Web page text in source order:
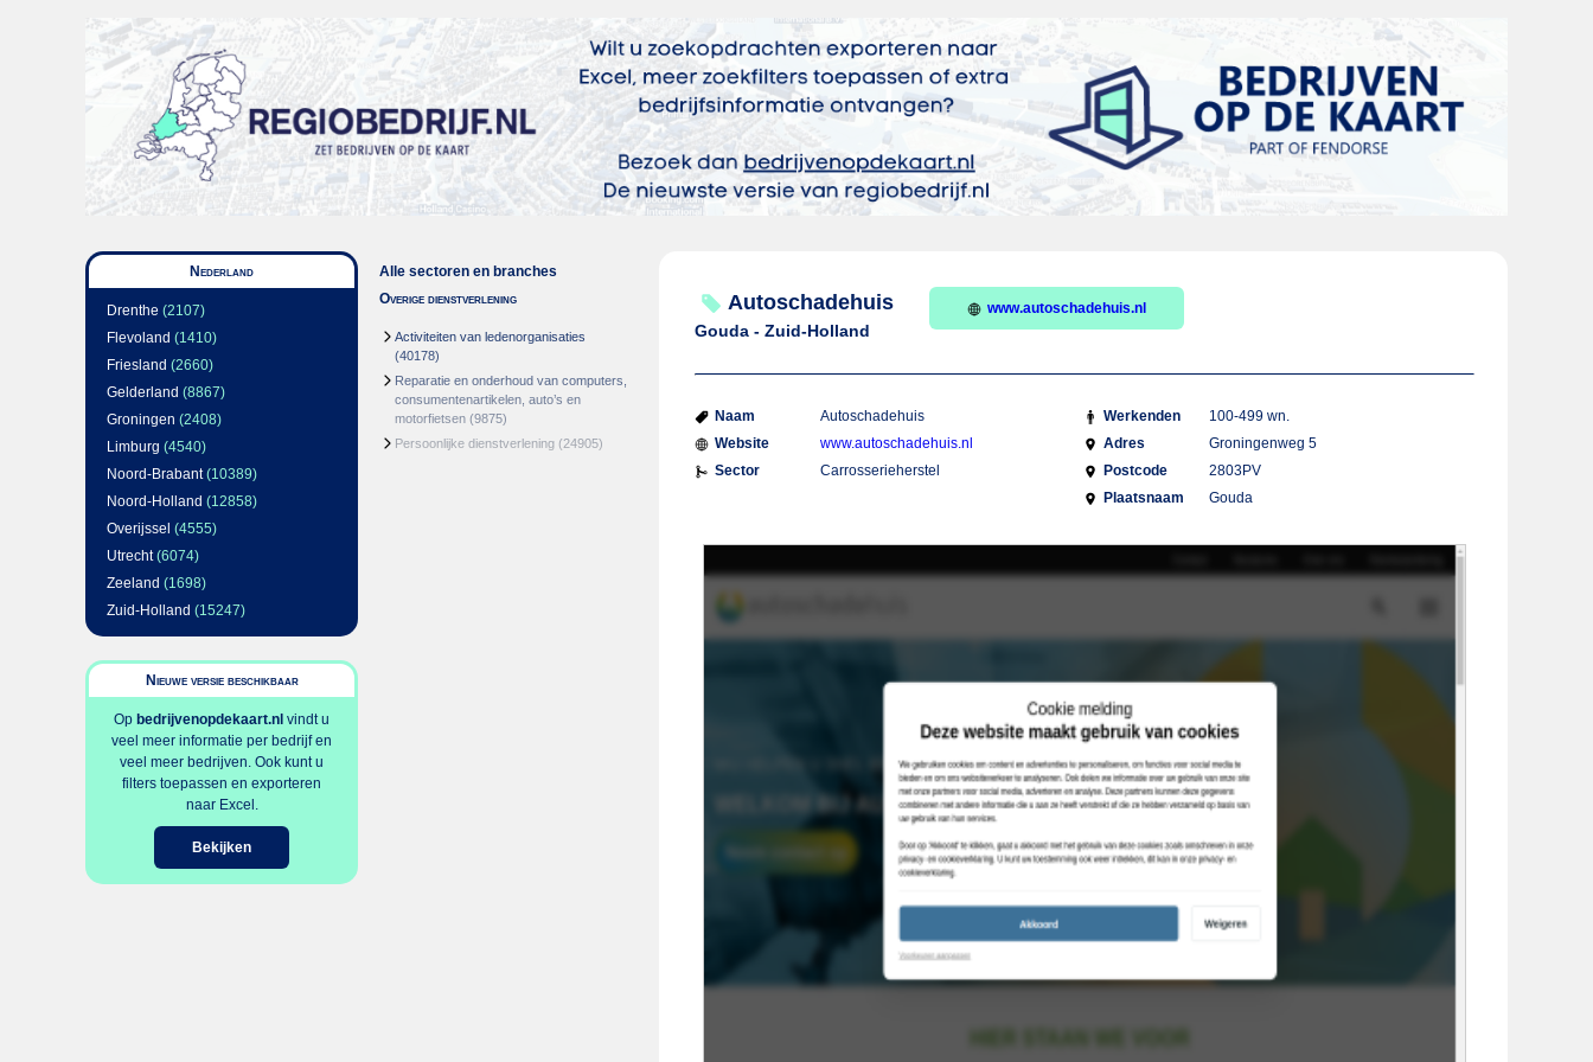
Nederland
Drenthe (2107)
Flevoland (1410)
Friesland (2660)
Gelderland (8867)
Groningen (2408)
Limburg (4540)
Noord-Brabant(10389)
Noord-Holland (12858)
Overijssel (4555)
Utrecht(6074)
Zeeland (1698)
Zuid-Holland (15247)
Nieuwe versie beschikbaar
Op bedrijvenopdekaart.nl vindt u
veel meer informatie per bedrijf en
veel meer bedrijven. Ook kunt u
filters toepassen en exporteren
naar Excel.
Bekijken
Alle sectoren en branches
Overige dienstverlening
Activiteiten van ledenorganisaties
(40178)
Reparatie en onderhoud van computers,
consumentenartikelen, auto’s en
motorfietsen (9875)
Persoonlijke dienstverlening (24905)
Autoschadehuis
Gouda - Zuid-Holland
www.autoschadehuis.nl
Naam
Autoschadehuis
Website
www.autoschadehuis.nl
Sector
Carrosserieherstel
Werkenden
100-499 wn.
Adres
Groningenweg 5
Postcode
2803PV
Plaatsnaam
Gouda